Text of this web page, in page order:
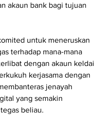
akaun bank bagi tujuan
untuk meneruskan
terhadap mana-mana
dengan akaun keldai
kerjasama dengan
jenayah
yang semakin
beliau.